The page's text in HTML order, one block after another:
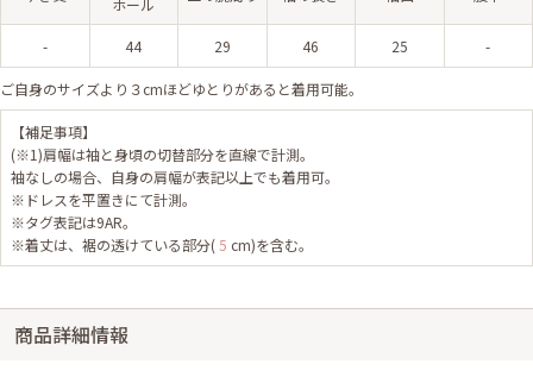
ホール
- 44 29 46 25 -
ご自身のサイズより３cmほどゆとりがあると着用可能。
【補足事項】
(※1)肩幅は袖と身頃の切替部分を直線で計測。
袖なしの場合、自身の肩幅が表記以上でも着用可。
※ドレスを平置きにて計測。
※タグ表記は9AR。
※着丈は、裾の透けている部分(5 cm)を含む。
商品詳細情報